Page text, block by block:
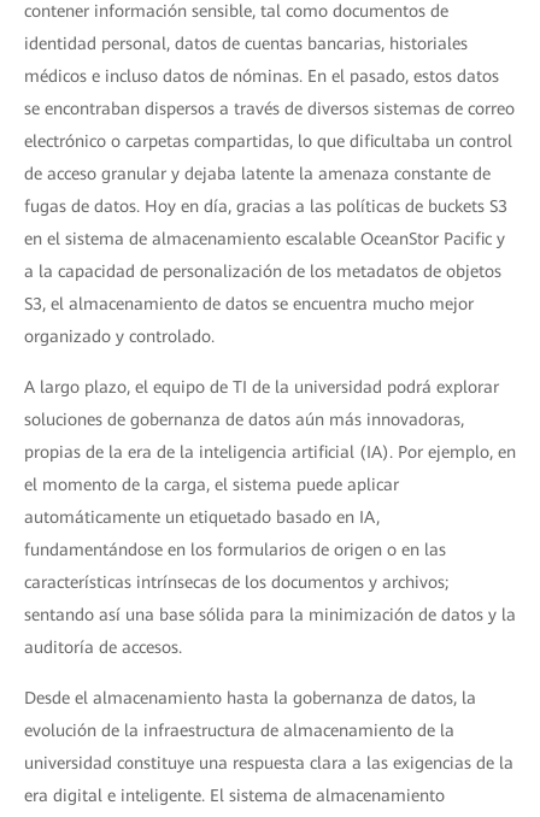
contener información sensible, tal como documentos de
identidad personal, datos de cuentas bancarias, historiales
médicos e incluso datos de nóminas. En el pasado, estos datos
se encontraban dispersos a través de diversos sistemas de correo
electrónico o carpetas compartidas, lo que dificultaba un control
de acceso granular y dejaba latente la amenaza constante de
fugas de datos. Hoy en día, gracias a las políticas de buckets S3
en el sistema de almacenamiento escalable OceanStor Pacific y
a la capacidad de personalización de los metadatos de objetos
S3, el almacenamiento de datos se encuentra mucho mejor
organizado y controlado.
A largo plazo, el equipo de TI de la universidad podrá explorar
soluciones de gobernanza de datos aún más innovadoras,
propias de la era de la inteligencia artificial (IA). Por ejemplo, en
el momento de la carga, el sistema puede aplicar
automáticamente un etiquetado basado en IA,
fundamentándose en los formularios de origen o en las
características intrínsecas de los documentos y archivos;
sentando así una base sólida para la minimización de datos y la
auditoría de accesos.
Desde el almacenamiento hasta la gobernanza de datos, la
evolución de la infraestructura de almacenamiento de la
universidad constituye una respuesta clara a las exigencias de la
era digital e inteligente. El sistema de almacenamiento